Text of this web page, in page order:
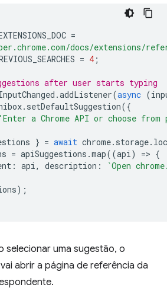
=
docs/extensions/
= 4 ;
after user starts typing
.addListener(async (
. setDefaultSuggestion({
'Enter a Chrome API or choose from
} = await chrome. storage.
= apiSuggestions .map((api) => {
: api, description :
`Open
);
selecionar uma sugestão, o
vai abrir a página de referência da